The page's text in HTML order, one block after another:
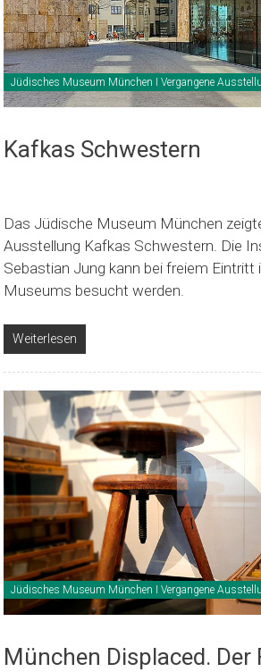
Jüdisches Museum München I Vergangene
Kafkas Schwestern
Das Jüdische Museum München
Ausstellung Kafkas Schwestern. Die
Sebastian Jung kann bei freiem Eintritt
Museums besucht werden.
Weiterlesen
Jüdisches Museum München I Vergangene
München Displaced. Der